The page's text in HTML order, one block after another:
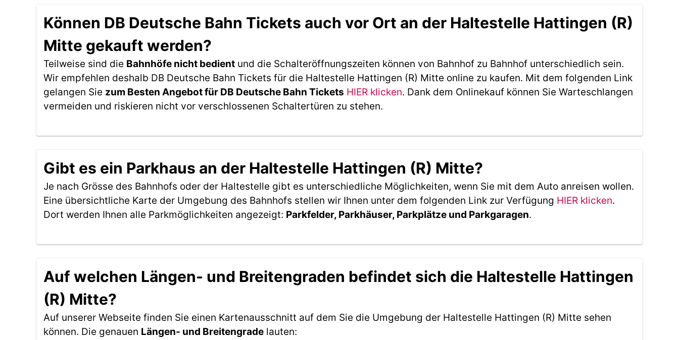
Können DB Deutsche Bahn Tickets auch vor Ort an der Haltestelle Hattingen (R)
Mitte gekauft werden?
Teilweise sind die Bahnhöfe nicht bedient und die Schalteröffnungszeiten können von Bahnhof zu Bahnhof unterschiedlich sein.
Wir empfehlen deshalb DB Deutsche Bahn Tickets für die Haltestelle Hattingen (R) Mitte online zu kaufen. Mit dem folgenden Link
gelangen Sie zum Besten Angebot für DB Deutsche Bahn Tickets HIER klicken. Dank dem Onlinekauf können Sie Warteschlangen
vermeiden und riskieren nicht vor verschlossenen Schaltertüren zu stehen.
Gibt es ein Parkhaus an der Haltestelle Hattingen (R) Mitte?
Je nach Grösse des Bahnhofs oder der Haltestelle gibt es unterschiedliche Möglichkeiten, wenn Sie mit dem Auto anreisen wollen.
Eine übersichtliche Karte der Umgebung des Bahnhofs stellen wir Ihnen unter dem folgenden Link zur Verfügung HIER klicken.
Dort werden Ihnen alle Parkmöglichkeiten angezeigt: Parkfelder, Parkhäuser, Parkplätze und Parkgaragen.
Auf welchen Längen- und Breitengraden befindet sich die Haltestelle Hattingen
(R) Mitte?
Auf unserer Webseite finden Sie einen Kartenausschnitt auf dem Sie die Umgebung der Haltestelle Hattingen (R) Mitte sehen
können. Die genauen Längen- und Breitengrade lauten: